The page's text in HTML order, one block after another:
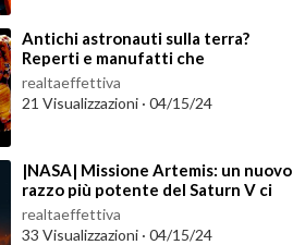
⁣Antichi astronauti sulla terra?
Reperti e manufatti che
potrebbero confermarne
l'esistenza
realtaeffettiva
21 Visualizzazioni · 04/15/24
⁣|NASA| Missione Artemis: un nuovo
razzo più potente del Saturn V ci
porterà sulla Luna
realtaeffettiva
33 Visualizzazioni · 04/15/24